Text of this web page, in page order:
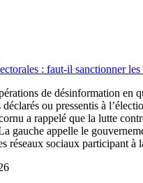
: faut-il sanctionner
de désinformation en
déclarés ou pressentis à
a rappelé que la lutte
gauche appelle le
réseaux sociaux participant à